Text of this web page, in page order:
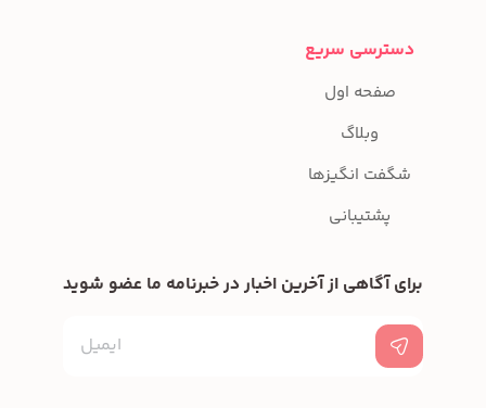
دسترسی سریع
صفحه اول
وبلاگ
شگفت انگیزها
پشتیبانی
برای آگاهی از آخرین اخبار در خبرنامه ما عضو شوید